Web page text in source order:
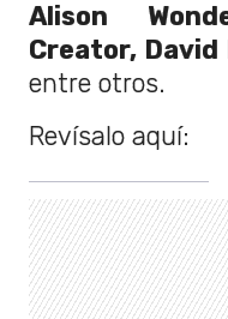
Alison
Creator, David
entre otros.
Revísalo aquí: